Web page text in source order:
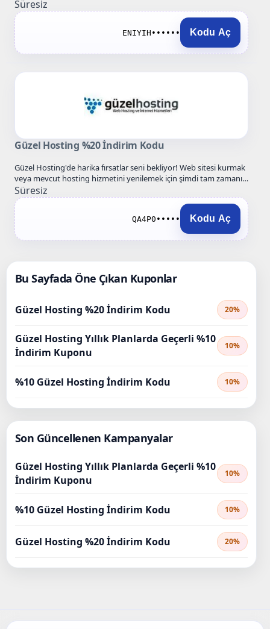
hayata…
Süresiz
ENIYIH•••••• Kodu Aç
Güzel Hosting %20 İndirim Kodu
Güzel Hosting'de harika fırsatlar seni bekliyor! Web sitesi kurmak
veya mevcut hosting hizmetini yenilemek için şimdi tam zamanı.
…
Süresiz
QA4P0••••• Kodu Aç
Bu Sayfada Öne Çıkan Kuponlar
Güzel Hosting %20 İndirim Kodu 20%
Güzel Hosting Yıllık Planlarda Geçerli %10
İndirim Kuponu
10%
%10 Güzel Hosting İndirim Kodu 10%
Son Güncellenen Kampanyalar
Güzel Hosting Yıllık Planlarda Geçerli %10
İndirim Kuponu
10%
%10 Güzel Hosting İndirim Kodu 10%
Güzel Hosting %20 İndirim Kodu 20%